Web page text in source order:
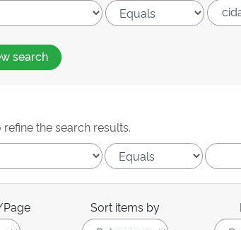
search
refine the search results.
Sort items by